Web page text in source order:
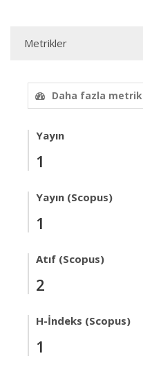
Metrikler
Daha fazla metrik
Yayın
1
Yayın (Scopus)
1
Atıf (Scopus)
2
H-İndeks (Scopus)
1